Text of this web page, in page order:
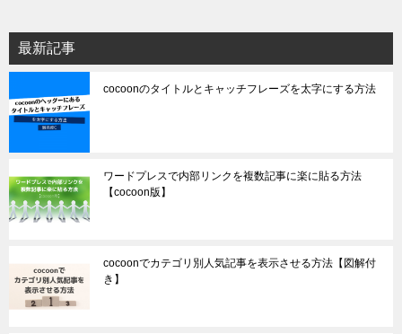
最新記事
cocoonのタイトルとキャッチフレーズを太字にする方法
ワードプレスで内部リンクを複数記事に楽に貼る方法
【cocoon版】
cocoonでカテゴリ別人気記事を表示させる方法【図解付
き】